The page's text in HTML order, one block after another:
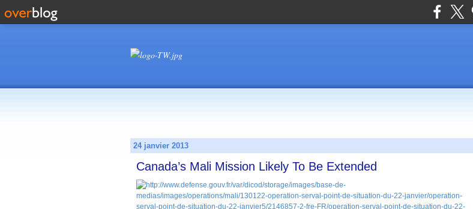
24 janvier 2013
Canada’s Mali Mission Likely To Be Extended